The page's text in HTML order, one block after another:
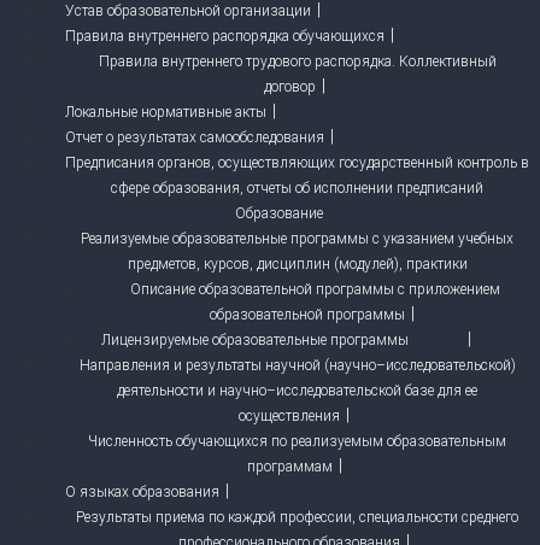
Устав образовательной организации
Правила внутреннего распорядка обучающихся
Правила внутреннего трудового распорядка. Коллективный
договор
Локальные нормативные акты
Отчет о результатах самообследования
Предписания органов, осуществляющих государственный контроль в
сфере образования, отчеты об исполнении предписаний
Образование
Реализуемые образовательные программы с указанием учебных
предметов, курсов, дисциплин (модулей), практики
Описание образовательной программы с приложением
образовательной программы
Лицензируемые образовательные программы
Направления и результаты научной (научно–исследовательской)
деятельности и научно–исследовательской базе для ее
осуществления
Численность обучающихся по реализуемым образовательным
программам
О языках образования
Результаты приема по каждой профессии, специальности среднего